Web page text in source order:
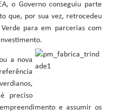
o Governo conseguiu parte
que, por sua vez, retrocedeu
para em parcerias com
a nova
preciso
e assumir os